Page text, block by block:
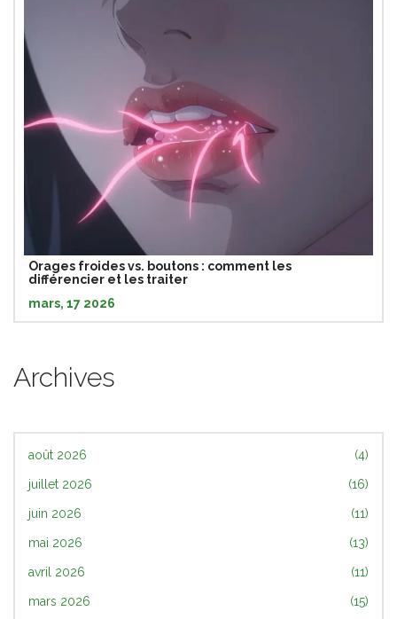
Orages froides vs. boutons : comment les
différencier et les traiter
mars, 17 2026
Archives
août 2026 (4)
juillet 2026 (16)
juin 2026 (11)
mai 2026 (13)
avril 2026 (11)
mars 2026 (15)